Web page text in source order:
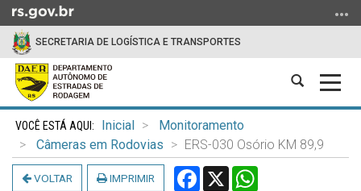
para
conteúdo
para
menu
para
SECRETARIA DE LOGÍSTICA E TRANSPORTES
Abrir
Início
conteúdo
Inicial
Monitoramento
Câmeras em Rodovias
ERS-030 Osório KM 89,9
VOLTAR IMPRIMIR Facebook
X